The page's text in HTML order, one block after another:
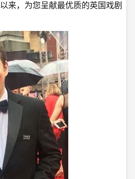
来，为您呈献最优质的英国戏剧